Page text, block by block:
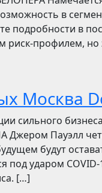
в
подробности в
риск-профилем,
Москва
сильного
Джером Пауэлл
будут
ударом
[…]